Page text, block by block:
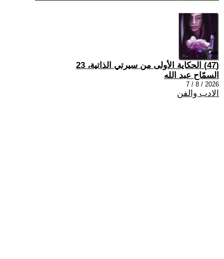
(47) الحكاية الأولى من سيرتي الذاتية، 23
السمّاح عبد الله
2026 / 8 / 7
الادب والفن